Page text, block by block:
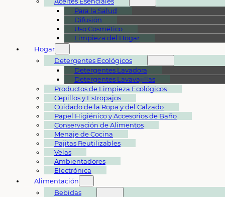
Para la Salud
Difusión
Uso Cosmético
Limpieza del Hogar
Hogar
Detergentes Ecológicos
Detergentes Lavadora
Detergentes Lavavajillas
Productos de Limpieza Ecológicos
Cepillos y Estropajos
Cuidado de la Ropa y del Calzado
Papel Higiénico y Accesorios de Baño
Conservación de Alimentos
Menaje de Cocina
Pajitas Reutilizables
Velas
Ambientadores
Electrónica
Alimentación
Bebidas